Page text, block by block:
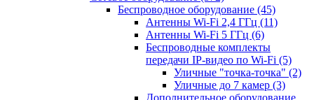
Беспроводное оборудование (45)
Антенны Wi-Fi 2,4 ГГц (11)
Антенны Wi-Fi 5 ГГц (6)
Беспроводные комплекты
передачи IP-видео по Wi-Fi (5)
Уличные "точка-точка" (2)
Уличные до 7 камер (3)
Дополнительное оборудование